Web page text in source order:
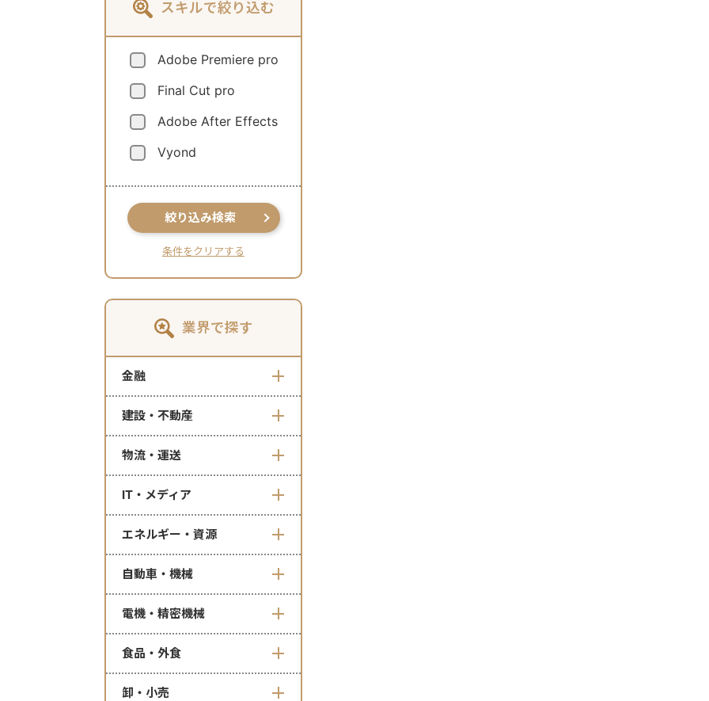
スキルで絞り込む
Adobe Premiere pro
Final Cut pro
Adobe After Effects
Vyond
絞り込み検索
条件をクリアする
業界で探す
金融
建設・不動産
物流・運送
IT・メディア
エネルギー・資源
自動車・機械
電機・精密機械
食品・外食
卸・小売